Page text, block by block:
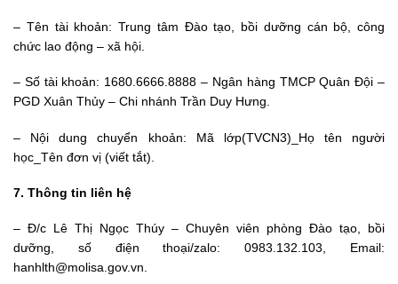
– Tên tài khoản: Trung tâm Đào tạo, bồi dưỡng cán bộ, công
chức lao động – xã hội.
– Số tài khoản: 1680.6666.8888 – Ngân hàng TMCP Quân Đội –
PGD Xuân Thủy – Chi nhánh Trần Duy Hưng.
– Nội dung chuyển khoản: Mã lớp(TVCN3)_Họ tên người
học_Tên đơn vị (viết tắt).
7. Thông tin liên hệ
– Đ/c Lê Thị Ngọc Thúy – Chuyên viên phòng Đào tạo, bồi
dưỡng, số điện thoại/zalo: 0983.132.103, Email:
hanhlth@molisa.gov.vn.